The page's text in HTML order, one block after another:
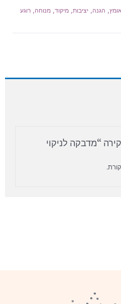
אומץ, הגנה, יציבות, מיקוד, מנוחה, רוגע
“מדבקה לניקוי